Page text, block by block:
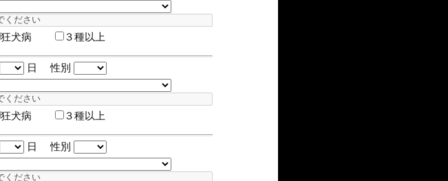
狂犬病 ３種以上
日 性別
狂犬病 ３種以上
日 性別